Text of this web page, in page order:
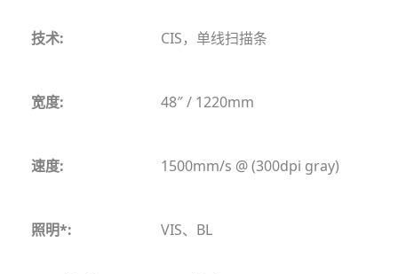
CIS，单线扫描条
48″ / 1220mm
1500mm/s @ (300dpi gray)
VIS、BL